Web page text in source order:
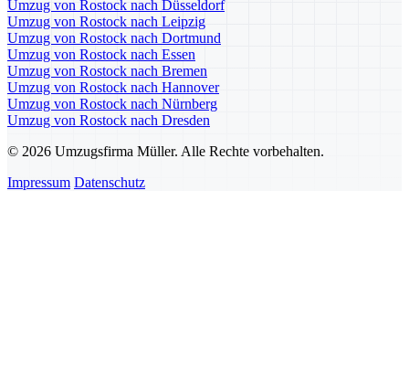
Umzug von Rostock nach Düsseldorf
Umzug von Rostock nach Leipzig
Umzug von Rostock nach Dortmund
Umzug von Rostock nach Essen
Umzug von Rostock nach Bremen
Umzug von Rostock nach Hannover
Umzug von Rostock nach Nürnberg
Umzug von Rostock nach Dresden
© 2026 Umzugsfirma Müller. Alle Rechte vorbehalten.
Impressum Datenschutz